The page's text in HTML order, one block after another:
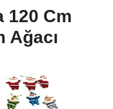
120 Cm
Ağacı